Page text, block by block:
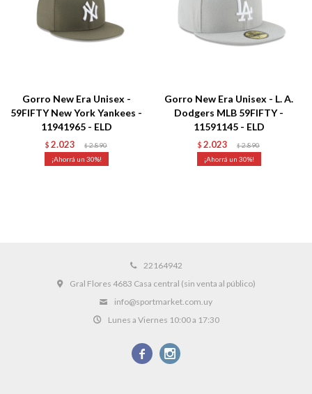
Gorro New Era Unisex -
59FIFTY New York Yankees -
11941965 - ELD
$ 2.023 $ 2.890
30
Gorro New Era Unisex - L. A.
Dodgers MLB 59FIFTY -
11591145 - ELD
$ 2.023 $ 2.890
30
22164942
Gral Flores 4683 Casa central (sin venta al público)
info@sportmarket.com.uy
Lunes a Viernes 10:00 a 17:30
 